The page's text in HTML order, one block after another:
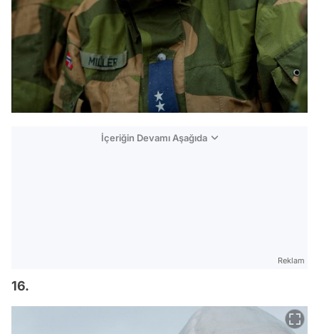
İçeriğin Devamı Aşağıda
Reklam
16.